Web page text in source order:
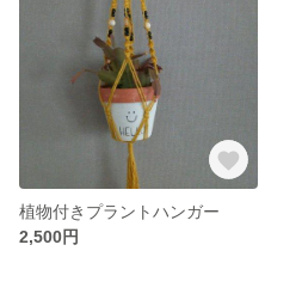
植物付きプラントハンガー
2,500円